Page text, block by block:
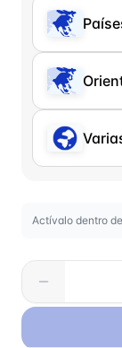
Actívalo dentro